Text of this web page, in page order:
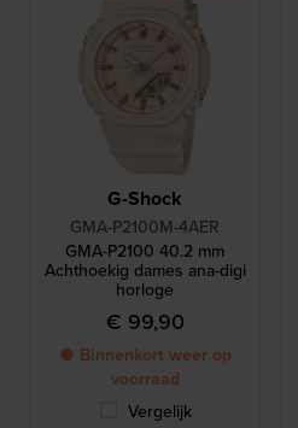
G-Shock
GMA-P2100M-4AER
GMA-P2100 40.2 mm
Achthoekig dames ana-digi
horloge
€ 99,90
● Binnenkort weer op
voorraad
Vergelijk